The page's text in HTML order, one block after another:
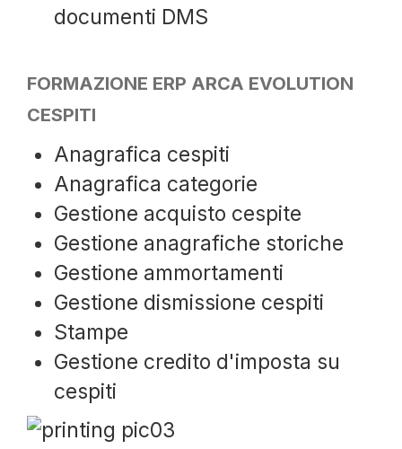
documenti DMS
FORMAZIONE ERP ARCA EVOLUTION
CESPITI
Anagrafica cespiti
Anagrafica categorie
Gestione acquisto cespite
Gestione anagrafiche storiche
Gestione ammortamenti
Gestione dismissione cespiti
Stampe
Gestione credito d'imposta su
cespiti